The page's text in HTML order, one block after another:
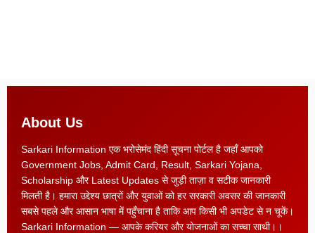
About Us
Sarkari Information एक भरोसेमंद हिंदी सूचना पोर्टल है जहाँ आपको
Government Jobs, Admit Card, Result, Sarkari Yojana,
Scholarship और Latest Updates से जुड़ी ताज़ा व सटीक जानकारी
मिलती है। हमारा उद्देश्य छात्रों और युवाओं को हर सरकारी अवसर की जानकारी
सबसे पहले और आसान भाषा में पहुँचाना है ताकि आप किसी भी अपडेट से न चूकें।
Sarkari Information — आपके करियर और योजनाओं का सच्चा साथी।।